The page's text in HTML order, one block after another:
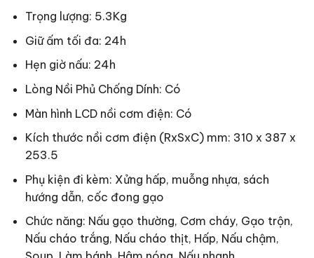
Trọng lượng: 5.3Kg
Giữ ấm tối đa: 24h
Hẹn giờ nấu: 24h
Lòng Nồi Phủ Chống Dính: Có
Màn hình LCD nồi cơm điện: Có
Kích thước nồi cơm điện (RxSxC) mm: 310 x 387 x
253.5
Phụ kiện đi kèm: Xửng hấp, muỗng nhựa, sách
hướng dẫn, cốc đong gạo
Chức năng: Nấu gạo thường, Cơm cháy, Gạo trộn,
Nấu cháo trắng, Nấu cháo thịt, Hấp, Nấu chậm,